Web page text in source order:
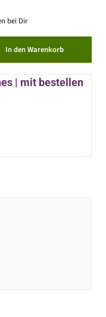
bei Dir
In den Warenkorb
| mit bestellen